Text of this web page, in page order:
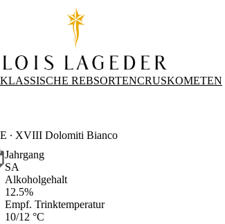
KLASSISCHE REBSORTENCRUSKOMETEN
∙ XVIII Dolomiti Bianco
Jahrgang
SA
Alkoholgehalt
12.5%
Empf. Trinktemperatur
10/12 °C